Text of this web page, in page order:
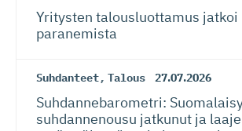
Yritysten talousluottamus jatkoi
paranemista
Suhdanteet, Talous 27.07.2026
Suhdanneba­ro­metri:
suhdannenousu jatkunut ja